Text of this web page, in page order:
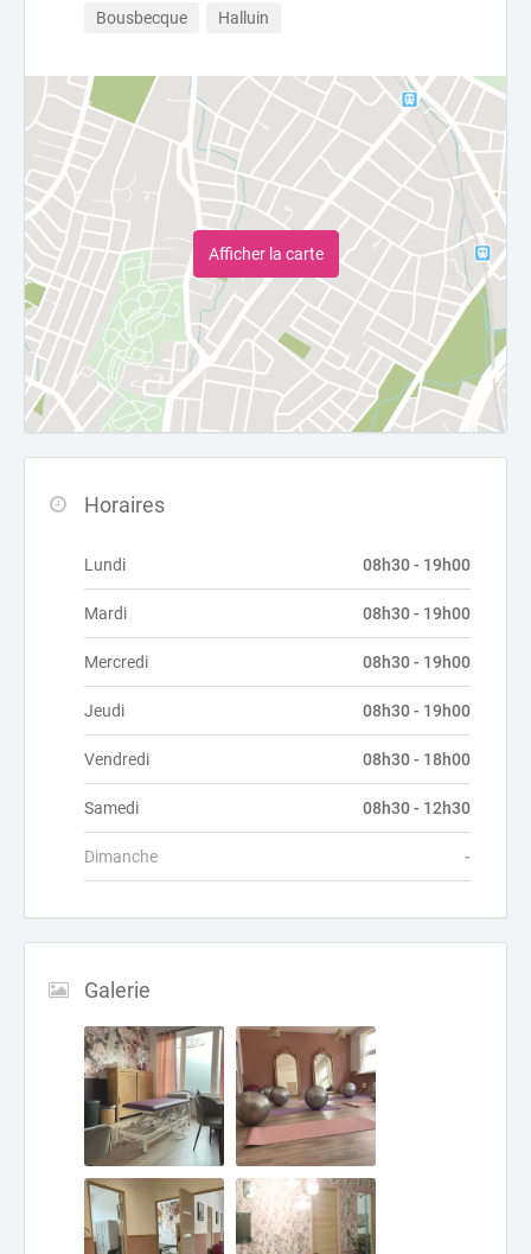
Bousbecque Halluin
Afficher la carte
Horaires
Lundi 08h30 - 19h00
Mardi 08h30 - 19h00
Mercredi 08h30 - 19h00
Jeudi 08h30 - 19h00
Vendredi 08h30 - 18h00
Samedi 08h30 - 12h30
Dimanche -
Galerie